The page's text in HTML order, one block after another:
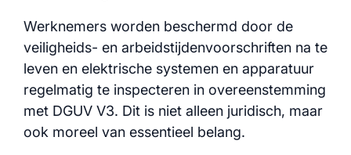
Werknemers worden beschermd door de
veiligheids- en arbeidstijdenvoorschriften na te
leven en elektrische systemen en apparatuur
regelmatig te inspecteren in overeenstemming
met DGUV V3. Dit is niet alleen juridisch, maar
ook moreel van essentieel belang.